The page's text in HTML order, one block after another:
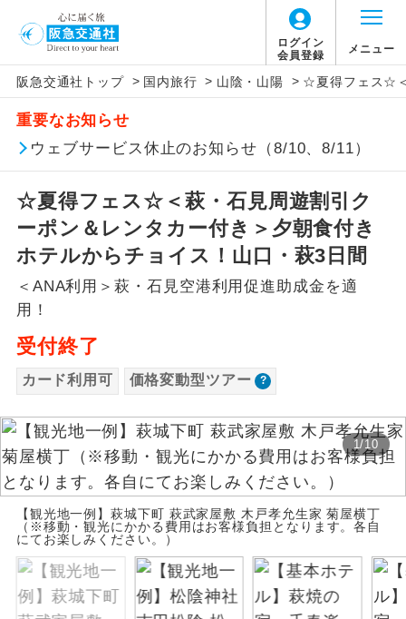
ログイン
会員登録
メニュー
阪急交通社トップ > 国内旅行 > 山陰・山陽 > ☆夏得フェス☆＜
重要なお知らせ
ウェブサービス休止のお知らせ（8/10、8/11）
☆夏得フェス☆＜萩・石見周遊割引ク
ーポン＆レンタカー付き＞夕朝食付き
ホテルからチョイス！山口・萩3日間
＜ANA利用＞萩・石見空港利用促進助成金を適
用！
受付終了
カード利用可 価格変動型ツアー
1/10
【観光地一例】萩城下町 萩武家屋敷 木戸孝允生家 菊屋横丁
（※移動・観光にかかる費用はお客様負担となります。各自
にてお楽しみください。）
アイコン 説明
添乗員同行
往路出発空港（駅）から復路到着空港
（駅）まで同行します。
現地添乗員同
現地到着空港（駅）から最終日出発空港
（駅）まで添乗員が同行します。
バスガイド乗
務
バスガイドが乗務し、車内での観光案内
があります。
世界遺産
ユネスコに登録されている文化遺産や自
然遺産を訪ねるコースです。
絶景 絶景スポットに立ち寄るコースです。
温泉 温泉地にも宿泊するコースです。
露天風呂
ご宿泊ホテルに露天風呂が付いていま
す。
大浴場 ご宿泊ホテルに大浴場が付いています。
「価格変動型ツアー」に関するご案内
価格変動型ツアーとは
賃」を利用したツアーです。
お申し込み時期・ご利用便の空席状況に
よって料金が変動いたします。
以下の注意事項をあらかじめご了承いただき
ますようお願いいたします。
お支払いについて
お支払いは、クレジットカード決済のみとな
ります。
お申し込みの最後にクレジットカード決済を
していただき、決済手続き完了をもちまし
て、ご旅行の契約が成立となります。
ご予約方法について
ウェブ限定コースとなりますので、コールセ